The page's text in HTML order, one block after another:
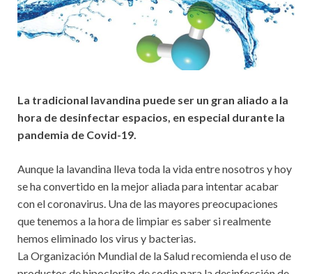
La tradicional lavandina puede ser un gran aliado a la
hora de desinfectar espacios, en especial durante la
pandemia de Covid-19.
Aunque la lavandina lleva toda la vida entre nosotros y hoy
se ha convertido en la mejor aliada para intentar acabar
con el coronavirus. Una de las mayores preocupaciones
que tenemos a la hora de limpiar es saber si realmente
hemos eliminado los virus y bacterias.
La Organización Mundial de la Salud recomienda el uso de